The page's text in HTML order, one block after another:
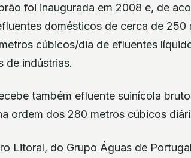
foi inaugurada em 2008 e, de
domésticos de cerca de
cúbicos/dia de efluentes
de indústrias.
também efluente suinícola
ordem dos 280 metros cúbicos
Litoral, do Grupo Águas de